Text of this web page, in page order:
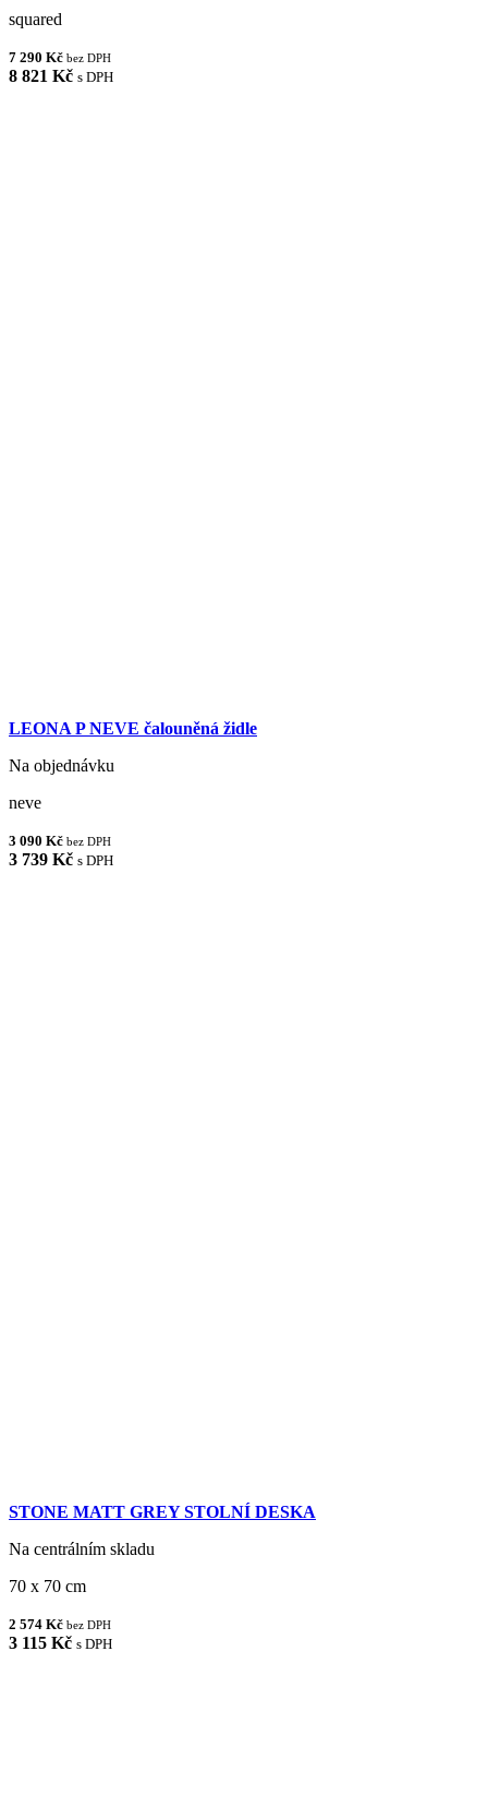
squared
7 290 Kč bez DPH
8 821 Kč s DPH
LEONA P NEVE čalouněná židle
Na objednávku
neve
3 090 Kč bez DPH
3 739 Kč s DPH
STONE MATT GREY STOLNÍ DESKA
Na centrálním skladu
70 x 70 cm
2 574 Kč bez DPH
3 115 Kč s DPH